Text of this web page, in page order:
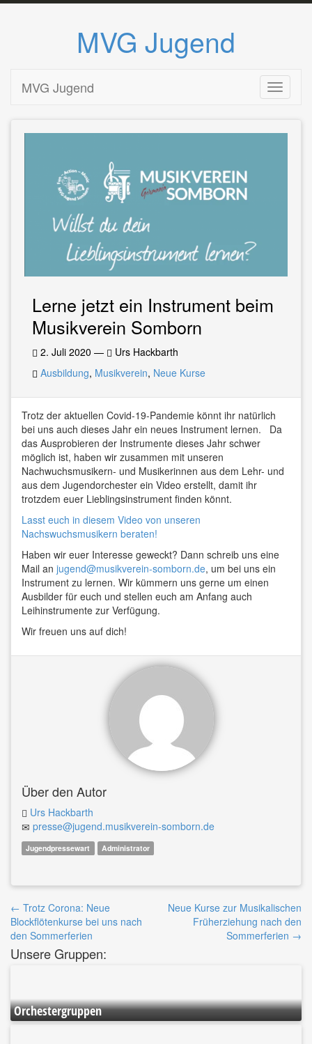
MVG Jugend
Inhalt
Toggle
MVG Jugend
Lerne jetzt ein Instrument beim
Musikverein Somborn
2. Juli 2020 —
Urs Hackbarth
Ausbildung, Musikverein, Neue Kurse
Trotz der aktuellen Covid-19-Pandemie könnt ihr natürlich
bei uns auch dieses Jahr ein neues Instrument lernen. Da
das Ausprobieren der Instrumente dieses Jahr schwer
möglich ist, haben wir zusammen mit unseren
Nachwuchsmusikern- und Musikerinnen aus dem Lehr- und
aus dem Jugendorchester ein Video erstellt, damit ihr
trotzdem euer Lieblingsinstrument finden könnt.
Lasst euch in diesem Video von unseren
Nachswuchsmusikern beraten!
Haben wir euer Interesse geweckt? Dann schreib uns eine
Mail an jugend@musikverein-somborn.de, um bei uns ein
Instrument zu lernen. Wir kümmern uns gerne um einen
Ausbilder für euch und stellen euch am Anfang auch
Leihinstrumente zur Verfügung.
Wir freuen uns auf dich!
Über den Autor
Urs Hackbarth
presse@jugend.musikverein-somborn.de
Jugendpressewart Administrator
Beitrags-
Navigatino
← Trotz Corona: Neue
Blockflötenkurse bei uns nach
den Sommerferien
Neue Kurse zur Musikalischen
Früherziehung nach den
Sommerferien →
Unsere Gruppen:
Orchestergruppen